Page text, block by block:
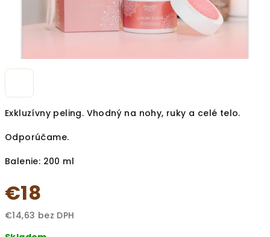
Exkluzívny peling. Vhodný na nohy, ruky a celé telo.
Odporúčame.
Balenie: 200 ml
€18
€14,63 bez DPH